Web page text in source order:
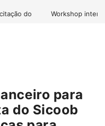
da piscicultura com
para
do Sicoob